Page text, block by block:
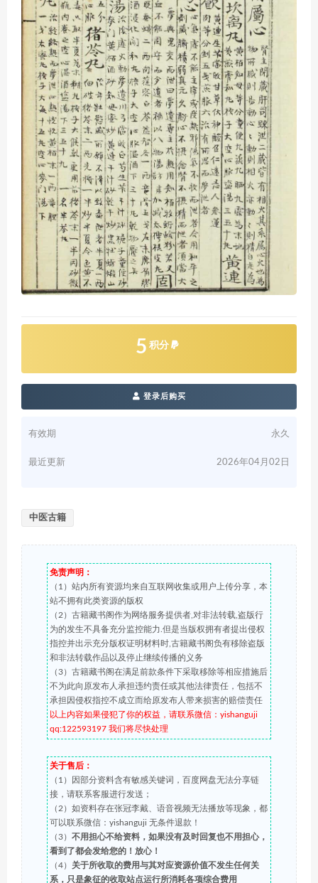
5 积分
登录后购买
有效期 永久
最近更新 2026年04月02日
中医古籍
免责声明：
（1）站内所有资源均来自互联网收集或用户上传分享，本
站不拥有此类资源的版权
（2）古籍藏书阁作为网络服务提供者,对非法转载,盗版行
为的发生不具备充分监控能力.但是当版权拥有者提出侵权
指控并出示充分版权证明材料时,古籍藏书阁负有移除盗版
和非法转载作品以及停止继续传播的义务
（3）古籍藏书阁在满足前款条件下采取移除等相应措施后
不为此向原发布人承担违约责任或其他法律责任，包括不
承担因侵权指控不成立而给原发布人带来损害的赔偿责任
以上内容如果侵犯了你的权益，请联系微信：yishanguji
qq:122593197 我们将尽快处理
关于售后：
（1）因部分资料含有敏感关键词，百度网盘无法分享链
接，请联系客服进行发送；
（2）如资料存在张冠李戴、语音视频无法播放等现象，都
可以联系微信：yishanguji 无条件退款！
（3） 不用担心不给资料，如果没有及时回复也不用担心，
看到了都会发给您的！放心！
（4） 关于所收取的费用与其对应资源价值不发生任何关
系，只是象征的收取站点运行所消耗各项综合费用